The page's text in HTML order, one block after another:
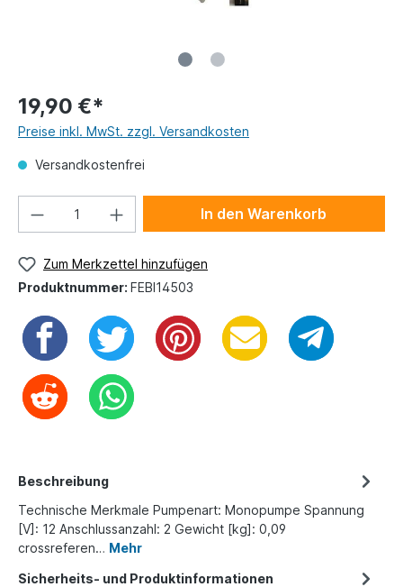
19,90 €*
Preise inkl. MwSt. zzgl. Versandkosten
Versandkostenfrei
In den Warenkorb
Zum Merkzettel hinzufügen
Produktnummer: FEBI14503
Beschreibung
Technische Merkmale Pumpenart: Monopumpe Spannung
[V]: 12 Anschlussanzahl: 2 Gewicht [kg]: 0,09
crossreferen… Mehr
Sicherheits- und Produktinformationen